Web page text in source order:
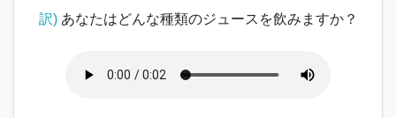
訳)あなたはどんな種類のジュースを飲みますか？